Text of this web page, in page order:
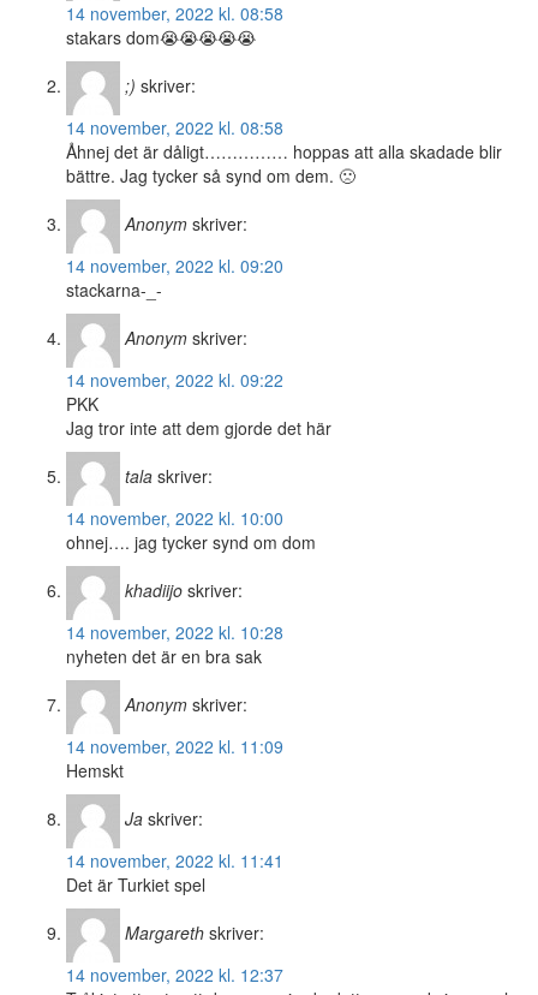
14 november, 2022 kl. 08:58
stakars dom😭😭😭😭😭
;) skriver:
14 november, 2022 kl. 08:58
Åhnej det är dåligt…………… hoppas att alla skadade blir
bättre. Jag tycker så synd om dem. 🙁
Anonym skriver:
14 november, 2022 kl. 09:20
stackarna-_-
Anonym skriver:
14 november, 2022 kl. 09:22
PKK
Jag tror inte att dem gjorde det här
tala skriver:
14 november, 2022 kl. 10:00
ohnej…. jag tycker synd om dom
khadiijo skriver:
14 november, 2022 kl. 10:28
nyheten det är en bra sak
Anonym skriver:
14 november, 2022 kl. 11:09
Hemskt
Ja skriver:
14 november, 2022 kl. 11:41
Det är Turkiet spel
Margareth skriver:
14 november, 2022 kl. 12:37